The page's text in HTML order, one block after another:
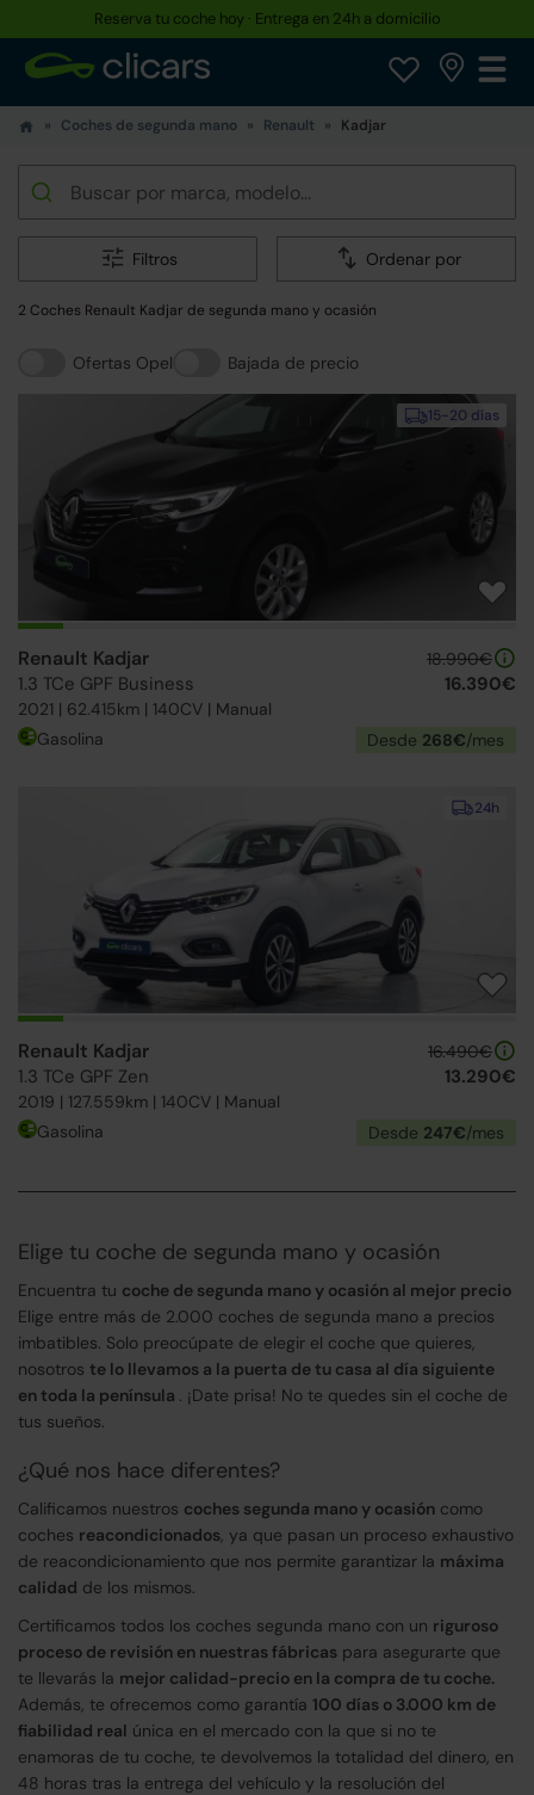
Reserva tu coche hoy · Entrega en 24h a domicilio
Coches de segunda mano Renault Kadjar
Filtros Ordenar por
2 Coches Renault Kadjar de segunda mano y ocasión
Ofertas Opel Bajada de precio
15-20 días
Renault Kadjar
1.3 TCe GPF Business
2021 | 62.415km | 140CV | Manual
18.990€
16.390€
Gasolina Desde 268€/mes
24h
Renault Kadjar
1.3 TCe GPF Zen
2019 | 127.559km | 140CV | Manual
16.490€
13.290€
Gasolina Desde 247€/mes
Elige tu coche de segunda mano y ocasión
Encuentra tu coche de segunda mano y ocasión al mejor precio
Elige entre más de 2.000 coches de segunda mano a precios
imbatibles. Solo preocúpate de elegir el coche que quieres,
nosotros te lo llevamos a la puerta de tu casa al día siguiente
en toda la península . ¡Date prisa! No te quedes sin el coche de
tus sueños.
¿Qué nos hace diferentes?
Calificamos nuestros coches segunda mano y ocasión como
coches reacondicionados, ya que pasan un proceso exhaustivo
de reacondicionamiento que nos permite garantizar la máxima
calidad de los mismos.
Certificamos todos los coches segunda mano con un riguroso
proceso de revisión en nuestras fábricas para asegurarte que
te llevarás la mejor calidad-precio en la compra de tu coche.
Además, te ofrecemos como garantía 100 días o 3.000 km de
fiabilidad real única en el mercado con la que si no te
enamoras de tu coche, te devolvemos la totalidad del dinero, en
48 horas tras la entrega del vehículo y la resolución del